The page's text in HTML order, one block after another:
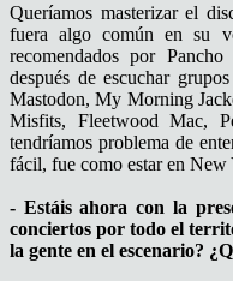
Queríamos masterizar el
fuera algo común en su
recomendados por
después de escuchar
Mastodon, My Morning
Misfits, Fleetwood Mac,
tendríamos problema de
fácil, fue como estar en New
- Estáis ahora con la
conciertos por todo el
la gente en el escenario?